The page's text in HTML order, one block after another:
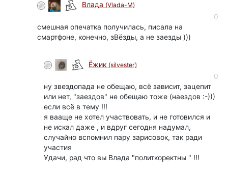
Влада (Vlada-M)
0
смешная опечатка получилась, писала на
смартфоне, конечно, зВёзды, а не заезды )))
Ёжик (silvester)
0
ну звездопада не обещаю, всё зависит, зацепит
или нет, "заездов" не обещаю тоже (наездов :-)))
если всё в тему !!!
я вааще не хотел участвовать, и не готовился и
не искал даже , и вдруг сегодня надумал,
случайно вспомнил пару зарисовок, так ради
участия
Удачи, рад что вы Влада "политкоректны " !!!